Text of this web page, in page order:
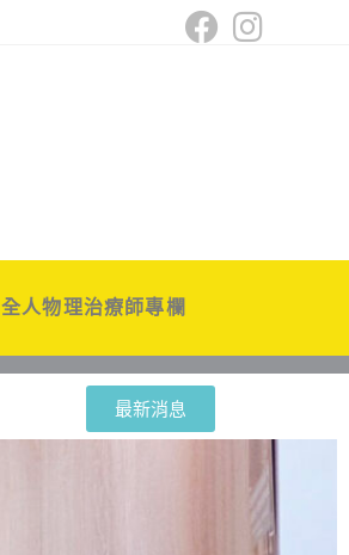
全人物理治療師專欄
最新消息